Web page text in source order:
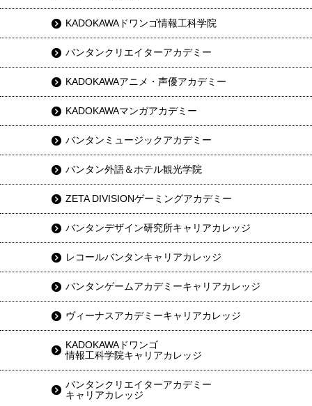
KADOKAWAドワンゴ情報工科学院
バンタンクリエイターアカデミー
KADOKAWAアニメ・声優アカデミー
KADOKAWAマンガアカデミー
バンタンミュージックアカデミー
バンタン外語＆ホテル観光学院
ZETA DIVISIONゲーミングアカデミー
バンタンデザイン研究所キャリアカレッジ
レコールバンタンキャリアカレッジ
バンタンゲームアカデミーキャリアカレッジ
ヴィーナスアカデミーキャリアカレッジ
KADOKAWAドワンゴ
情報工科学院キャリアカレッジ
バンタンクリエイターアカデミー
キャリアカレッジ